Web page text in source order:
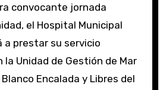
convocante jornada
el Hospital Municipal
a prestar su servicio
Unidad de Gestión de Mar
Encalada y Libres del